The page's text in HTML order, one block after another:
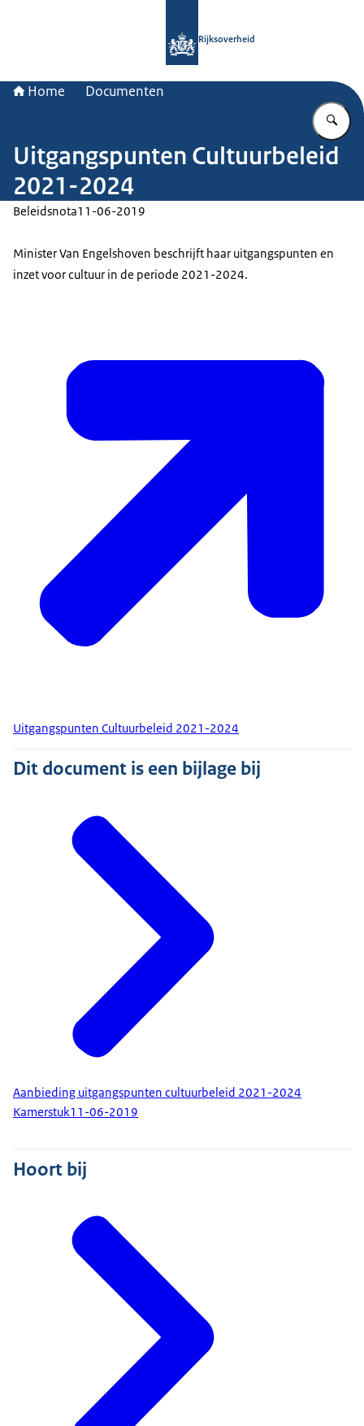
Rijksoverheid
Home Documenten
Uitgangspunten Cultuurbeleid
2021-2024
Beleidsnota11-06-2019
Minister Van Engelshoven beschrijft haar uitgangspunten en
inzet voor cultuur in de periode 2021-2024.
Uitgangspunten Cultuurbeleid 2021-2024
Dit document is een bijlage bij
Aanbieding uitgangspunten cultuurbeleid 2021-2024
Kamerstuk11-06-2019
Hoort bij